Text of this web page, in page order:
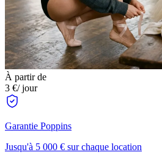
À partir de
3 €/ jour
Garantie Poppins
Jusqu'à 5 000 € sur chaque location